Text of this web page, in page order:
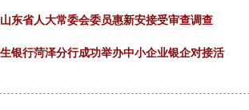
东省人大常委会委员惠新安接受审查调查
银行菏泽分行成功举办中小企业银企对接活